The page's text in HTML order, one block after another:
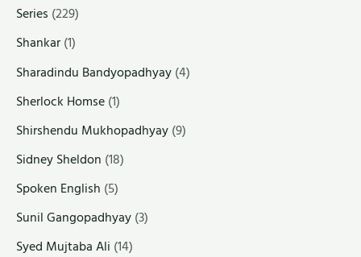
Series (229)
Shankar(1)
Sharadindu Bandyopadhyay(4)
Sherlock Homse(1)
Shirshendu Mukhopadhyay(9)
Sidney Sheldon (18)
Spoken English (5)
Sunil Gangopadhyay(3)
Syed Mujtaba Ali (14)